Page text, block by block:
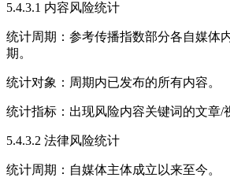
5.4.3.1 内容风险统计
统计周期：参考传播指数部分各自媒体
期。
统计对象：周期内已发布的所有内容。
统计指标：出现风险内容关键词的文章/
5.4.3.2 法律风险统计
统计周期：自媒体主体成立以来至今。